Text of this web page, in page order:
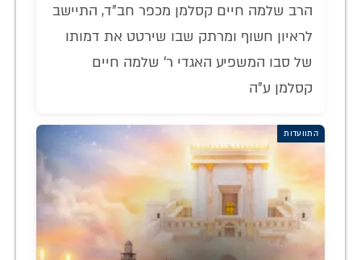
הרב שלמה חיים קסלמן מכפר חב"ד, התיישב
לראיון חשוף ומרתק שבו שירטט את דמותו
של סבו המשפיע האגדי ר' שלמה חיים
קסלמן ע"ה
התוועדות